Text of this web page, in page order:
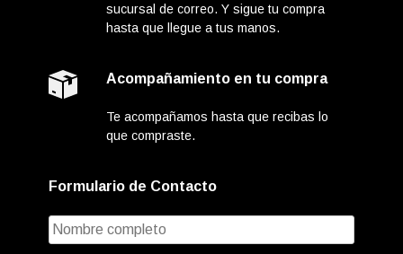
sucursal de correo. Y sigue tu compra
hasta que llegue a tus manos.
Acompañamiento en tu compra
Te acompañamos hasta que recibas lo
que compraste.
Formulario de Contacto